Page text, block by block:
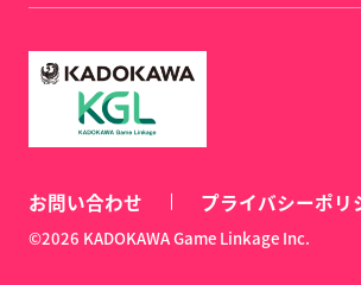
お問い合わせ プライバシーポリ
©2026 KADOKAWA Game Linkage Inc.